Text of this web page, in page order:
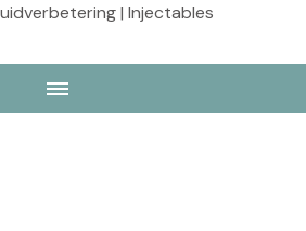
| Injectables